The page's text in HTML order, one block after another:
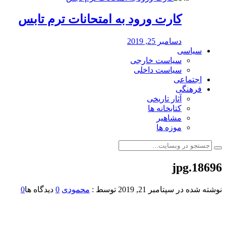
کارت ورود به امتحانات ترم تابس
دسامبر 25, 2019
سیاسی
سیاست خارجی
سیاست داخلی
اجتماعی
فرهنگی
آثار تاریخی
کتابخانه ها
مشاهیر
موزه ها
18696.jpg
نوشته شده در سپتامبر 21, 2019 توسط : محمودی 0 دیدگاه ها0